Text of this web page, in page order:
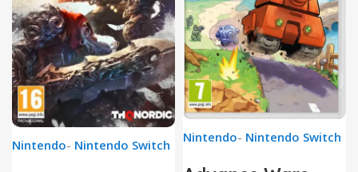
Nintendo- Nintendo Switch Nintendo- Nintendo Switch